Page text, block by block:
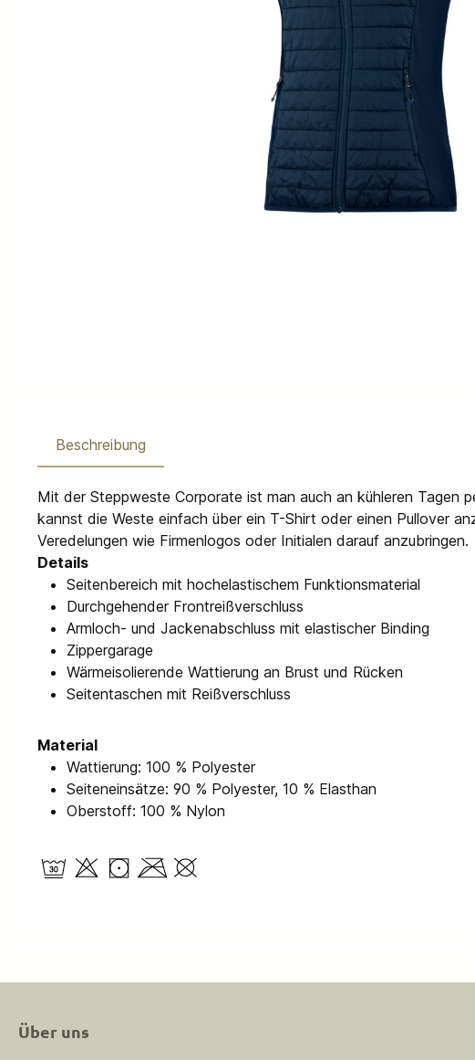
Beschreibung
Mit der Steppweste Corporate ist man auch an kühleren Tagen
kannst die Weste einfach über ein T-Shirt oder einen Pullover
Veredelungen wie Firmenlogos oder Initialen darauf anzubringen.
Details
Seitenbereich mit hochelastischem Funktionsmaterial
Durchgehender Frontreißverschluss
Armloch- und Jackenabschluss mit elastischer Binding
Zippergarage
Wärmeisolierende Wattierung an Brust und Rücken
Seitentaschen mit Reißverschluss
Material
Wattierung: 100 % Polyester
Seiteneinsätze: 90 % Polyester, 10 % Elasthan
Oberstoff: 100 % Nylon
Über uns